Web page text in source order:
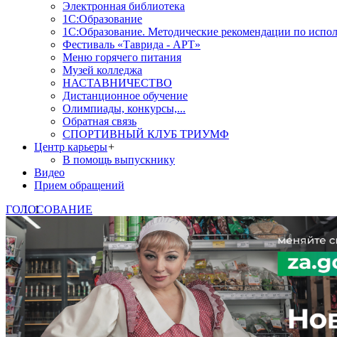
Электронная библиотека
1С:Образование
1С:Образование. Методические рекомендации по
Фестиваль «Таврида - АРТ»
Меню горячего питания
Музей колледжа
НАСТАВНИЧЕСТВО
Дистанционное обучение
Олимпиады, конкурсы,...
Обратная связь
СПОРТИВНЫЙ КЛУБ ТРИУМФ
Центр карьеры+
В помощь выпускнику
Видео
Прием обращений
ГОЛОСОВАНИЕ
1
2
4
5
Знаете, какая помощь от